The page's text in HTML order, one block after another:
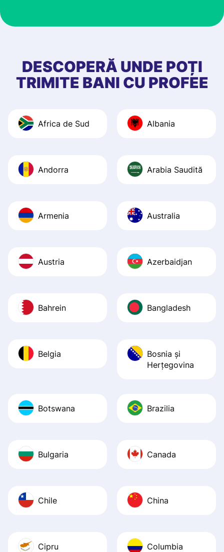
at Profee is very
first started
app, and they
quick to provide
DESCOPERĂ UNDE POȚI
TRIMITE BANI CU PROFEE
Africa de Sud Albania
Andorra Arabia Saudită
Armenia Australia
Austria Azerbaidjan
Bahrein Bangladesh
Belgia
Bosnia şi
Herţegovina
Botswana Brazilia
Bulgaria Canada
Chile China
Cipru Columbia